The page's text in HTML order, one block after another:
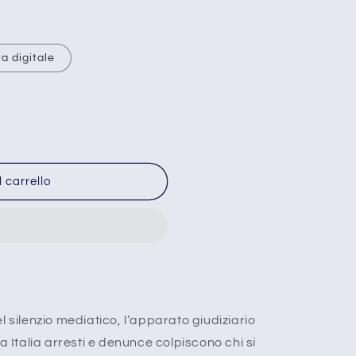
digitale
carrello
silenzio mediatico, l’apparato giudiziario
Italia arresti e denunce colpiscono chi si